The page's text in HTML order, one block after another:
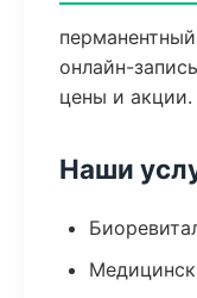
онлайн-
цены и акции.
Наши